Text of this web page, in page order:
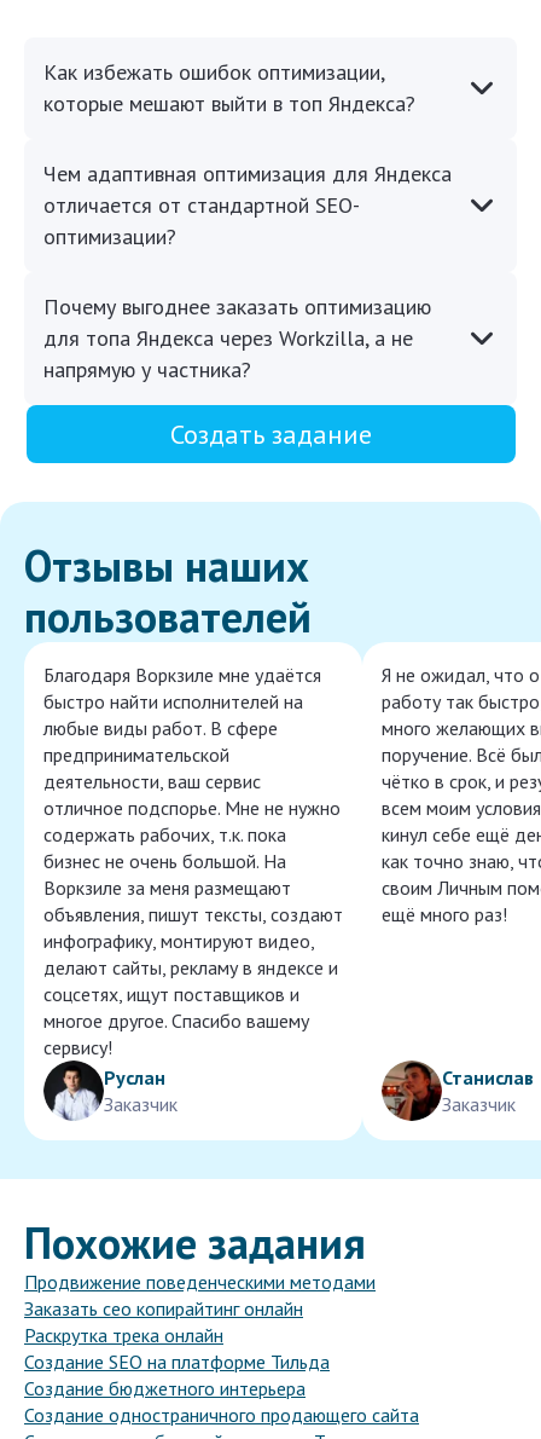
Как избежать ошибок оптимизации,
которые мешают выйти в топ Яндекса?
Чем адаптивная оптимизация для Яндекса
отличается от стандартной SEO-
оптимизации?
Почему выгоднее заказать оптимизацию
для топа Яндекса через Workzilla, а не
напрямую у частника?
Создать задание
Отзывы наших
пользователей
Благодаря Воркзиле мне удаётся
быстро найти исполнителей на
любые виды работ. В сфере
предпринимательской
деятельности, ваш сервис
отличное подспорье. Мне не нужно
содержать рабочих, т.к. пока
бизнес не очень большой. На
Воркзиле за меня размещают
объявления, пишут тексты, создают
инфографику, монтируют видео,
делают сайты, рекламу в яндексе и
соцсетях, ищут поставщиков и
многое другое. Спасибо вашему
сервису!
Руслан
Заказчик
Я не ожидал, что
работу так
много желающих
поручение. Всё
чётко в срок, и
всем моим
кинул себе ещё
как точно знаю,
своим Личным
ещё много раз!
Станислав
Заказчик
Похожие задания
Продвижение поведенческими методами
Заказать сео копирайтинг онлайн
Раскрутка трека онлайн
Создание SEO на платформе Тильда
Создание бюджетного интерьера
Создание одностраничного продающего сайта